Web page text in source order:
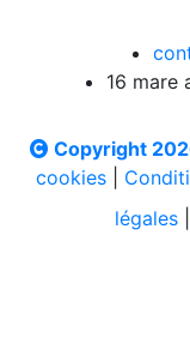
16 mare
Copyright
cookies|
légales